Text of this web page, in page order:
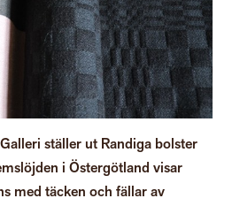
ställer ut Randiga bolster
i Östergötland visar
med täcken och fällar av